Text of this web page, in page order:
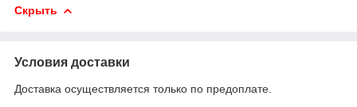
Скрыть
Условия доставки
Доставка осуществляется только по предоплате.